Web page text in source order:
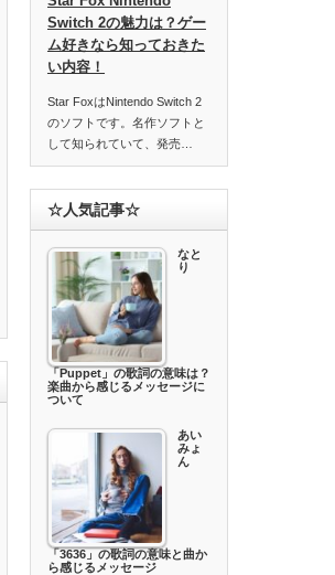
Switch 2の魅力は？ゲー
ム好きなら知っておきた
い内容！
Star FoxはNintendo Switch 2
のソフトです。名作ソフトと
して知られていて、発売…
☆人気記事☆
なと
り
「Puppet」の歌詞の意味は？
楽曲から感じるメッセージに
ついて
あい
みょ
ん
「3636」の歌詞の意味と曲か
ら感じるメッセージ